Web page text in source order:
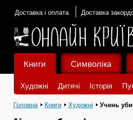
Доставка і оплата Доставка
Книги
Художні Дитячі Історія
Символіка
Головна Книги Художні Учень